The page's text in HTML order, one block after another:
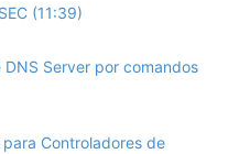
(11:39)
DNS Server por comandos
Controladores de